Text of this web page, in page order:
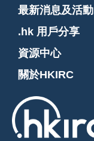
最新消息及活動
.hk 用戶分享
資源中心
關於HKIRC